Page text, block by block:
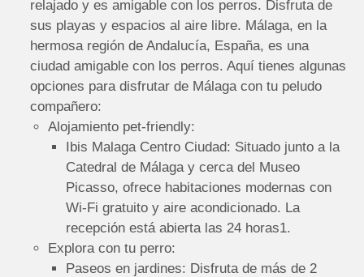
relajado y es amigable con los perros. Disfruta de
sus playas y espacios al aire libre. Málaga, en la
hermosa región de Andalucía, España, es una
ciudad amigable con los perros. Aquí tienes algunas
opciones para disfrutar de Málaga con tu peludo
compañero:
Alojamiento pet-friendly:
Ibis Malaga Centro Ciudad: Situado junto a la
Catedral de Málaga y cerca del Museo
Picasso, ofrece habitaciones modernas con
Wi-Fi gratuito y aire acondicionado. La
recepción está abierta las 24 horas1.
Explora con tu perro:
Paseos en jardines: Disfruta de más de 2